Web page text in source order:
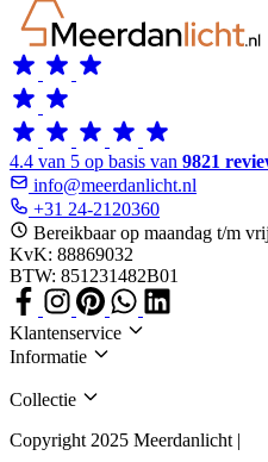
4.4 van 5 op basis van 9821
info@meerdanlicht.nl
+31 24-2120360
Bereikbaar op maandag t/m
KvK: 88869032
BTW: 851231482B01
Klantenservice
Informatie
Collectie
Copyright 2025 Meerdanlicht |